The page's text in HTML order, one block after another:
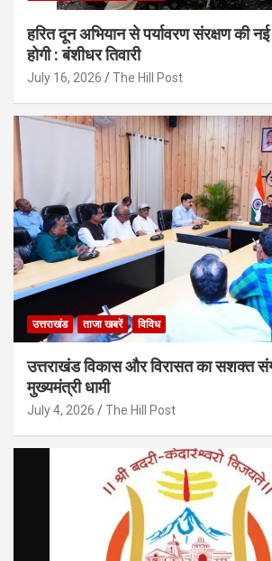
हरित दून अभियान से पर्यावरण संरक्षण की
होगी : बंशीधर तिवारी
July 16, 2026 The Hill Post
उत्तराखंड ताजा खबरें विविध
उत्तराखंड विकास और विरासत का सशक्त
मुख्यमंत्री धामी
July 4, 2026 The Hill Post